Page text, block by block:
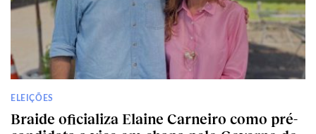
ELEIÇÕES
Braide oficializa Elaine Carneiro como pré-